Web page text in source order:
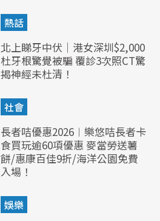
熱話
北上睇牙中伏｜港女深圳$2,000
杜牙根驚覺被騙 覆診3次照CT驚
揭神經未杜清！
社會
長者咭優惠2026︱樂悠咭長者卡
食買玩逾60項優惠 麥當勞送薯
餅/惠康百佳9折/海洋公園免費
入場！
娛樂